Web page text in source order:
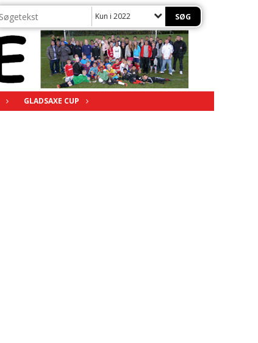
Kun i 2022
GLADSAXE CUP